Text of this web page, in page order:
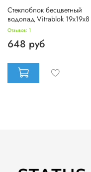
Стеклоблок бесцветный
водопад Vitrablok 19х19х8
Отзывов: 1
648 руб